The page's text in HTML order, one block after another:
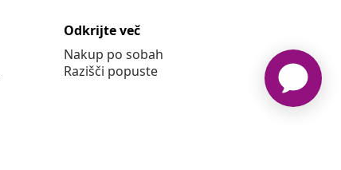
Odkrijte več
Nakup po sobah
Razišči popuste